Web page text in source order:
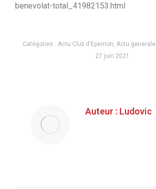
benevolat-total_41982153.html
Catégories : Actu Club d'Epernon, Actu generale
27 juin 2021
Auteur : Ludovic